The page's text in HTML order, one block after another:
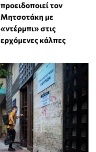
προειδοποιεί τον
Μητσοτάκη με
«ντέρμπι» στις
ερχόμενες κάλπες